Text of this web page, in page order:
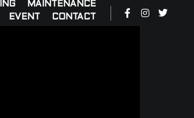
MAINTENANCE
EVENT CONTACT